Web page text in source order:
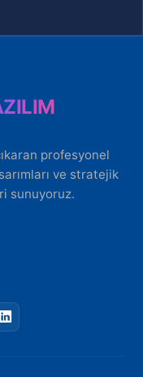
profesyonel
ve stratejik
sunuyoruz.